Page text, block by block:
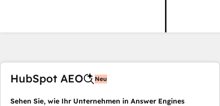
HubSpot AEO Neu
Sehen Sie, wie Ihr Unternehmen in Answer Engines